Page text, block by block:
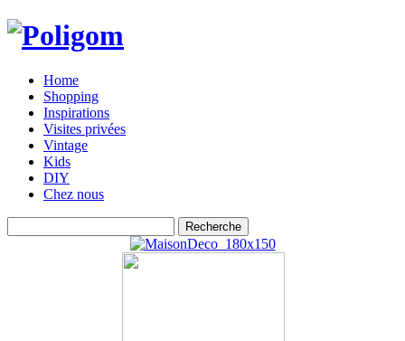
Home
Shopping
Inspirations
Visites privées
Vintage
Kids
DIY
Chez nous